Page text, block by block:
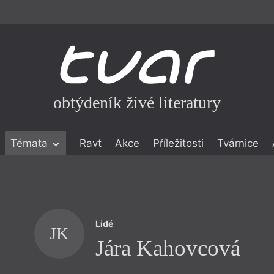
obtýdeník živé literatury
Témata Ravt Akce Příležitosti Tvárnice
JK Lidé
Jára Kahovcová